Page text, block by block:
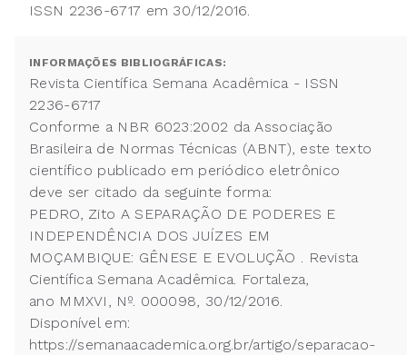
ISSN 2236-6717 em 30/12/2016.
INFORMAÇÕES BIBLIOGRÁFICAS:
Revista Científica Semana Acadêmica - ISSN
2236-6717
Conforme a NBR 6023:2002 da Associação
Brasileira de Normas Técnicas (ABNT), este texto
científico publicado em periódico eletrônico
deve ser citado da seguinte forma:
PEDRO, Zito A SEPARAÇÃO DE PODERES E
INDEPENDÊNCIA DOS JUÍZES EM
MOÇAMBIQUE: GÊNESE E EVOLUÇÃO . Revista
Científica Semana Acadêmica. Fortaleza,
ano MMXVI, Nº. 000098, 30/12/2016.
Disponível em:
https://semanaacademica.org.br/artigo/separacao-